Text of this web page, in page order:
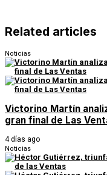
Related articles
Noticias
Victorino Martín
gran final de Las
4 días ago
Noticias